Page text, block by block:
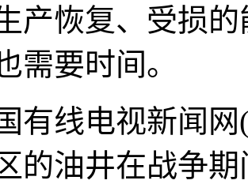
产恢复、受损
需要时间。
线电视新闻网
的油井在战争